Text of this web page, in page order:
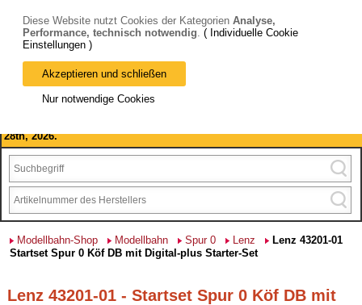
Bitte beachten Sie: wir machen Betriebsferien, vom 03. bis 28.
August 2026 haben wir geschlossen.
28th, 2026.
Modellbahn-Shop Modellbahn Spur 0 Lenz
Lenz 43201-01
Startset Spur 0 Köf DB mit Digital-plus Starter-Set
Lenz 43201-01 - Startset Spur 0 Köf DB mit
Diese Website nutzt Cookies der Kategorien Analyse,
Performance, technisch notwendig. ( Individuelle Cookie
Einstellungen )
Akzeptieren und schließen
Nur notwendige Cookies